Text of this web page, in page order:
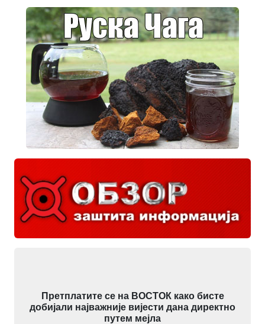
Претплатите се на ВОСТОК како бисте
добијали најважније вијести дана директно
путем мејла